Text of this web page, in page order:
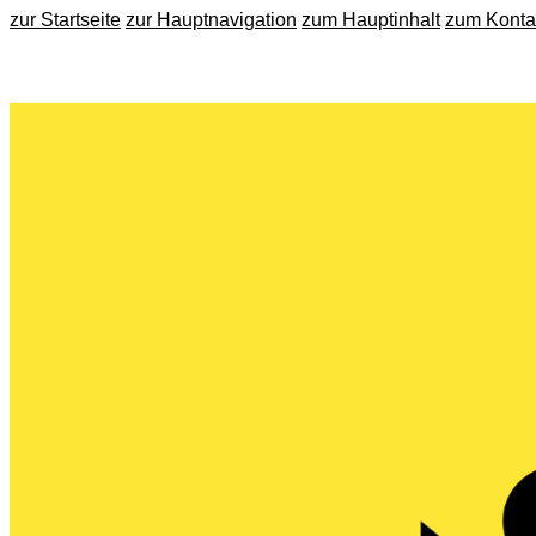
zur Startseite zur Hauptnavigation zum Hauptinhalt zum